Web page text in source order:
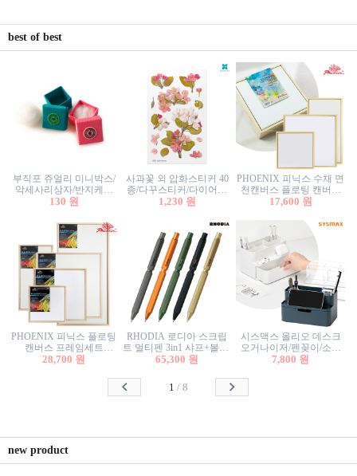
best of best
부직포 쥬얼리 미니박스/
악세사리상자/반지케이
스/반지상자/귀걸이상자/
130 원
사과꽃 외 압화스티커 40
종/다꾸스티커/다이어리
꾸미기/꽃스티커/자연물
1,230 원
PHOENIX 피닉스 수채 면
천캔버스 플로팅 캔버스
프레임세트 30x30cm/액자
17,600 원
PHOENIX 피닉스 플로팅
캔버스 프레임세트
50x50cm/액자캔버스/인테
28,700 원
RHODIA 로디아 스크립
트 멀티펜 3in1 샤프+볼펜/
무광택 알루미늄 육각배
65,300 원
시스맥스 올리오 데스크
오거나이저/펜꽂이/소품
꽂이/소품함/정리함/수납
7,800 원
1 / 8
new product